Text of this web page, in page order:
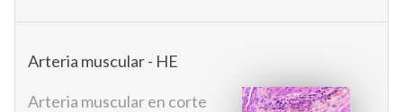
Arteria muscular - HE
Arteria muscular en corte